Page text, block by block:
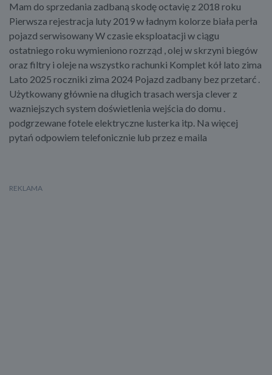
Mam do sprzedania zadbaną skodę octavię z 2018 roku
Pierwsza rejestracja luty 2019 w ładnym kolorze biała perła
pojazd serwisowany W czasie eksploatacji w ciągu
ostatniego roku wymieniono rozrząd , olej w skrzyni biegów
oraz filtry i oleje na wszystko rachunki Komplet kół lato zima
Lato 2025 roczniki zima 2024 Pojazd zadbany bez przetarć .
Użytkowany głównie na długich trasach wersja clever z
wazniejszych system doświetlenia wejścia do domu .
podgrzewane fotele elektryczne lusterka itp. Na więcej
pytań odpowiem telefonicznie lub przez e maila